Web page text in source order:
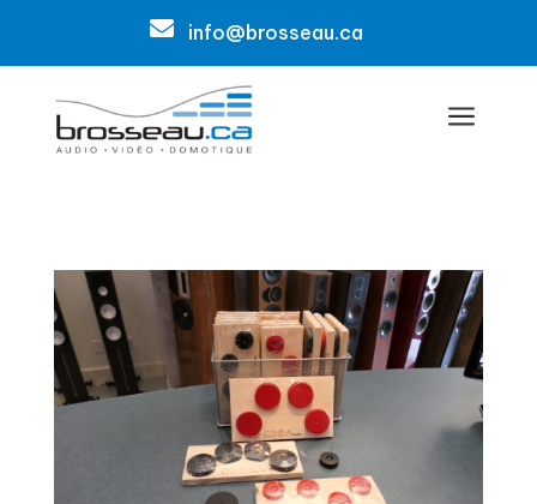
 info@brosseau.ca
a